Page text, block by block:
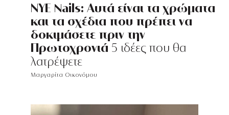
ΝΥΕ Nails: Αυτά είναι τα χρώματα
και τα σχέδια που πρέπει να
δοκιμάσετε πριν την
Πρωτοχρονιά 5 ιδέες που θα
λατρέψετε
Μαργαρίτα Οικονόμου